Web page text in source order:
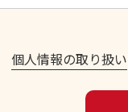
個人情報の取り扱い